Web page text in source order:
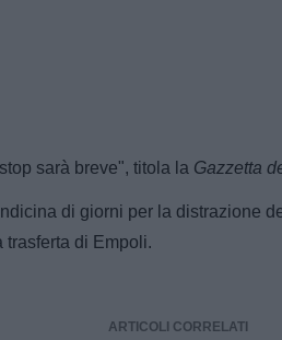
sarà breve", titola la Gazzetta
di giorni per la distrazione
trasferta di Empoli.
ARTICOLI CORRELATI